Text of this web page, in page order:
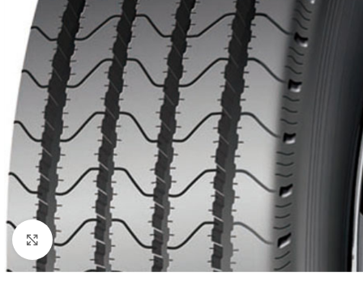
Click to enlarge